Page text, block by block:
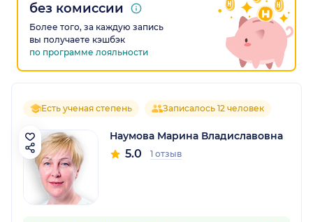
без комиссии
Более того, за каждую запись
вы получаете кэшбэк
по программе лояльности
Есть ученая степень Записалось 12 человек
Наумова Марина Владиславовна
5.0 1 отзыв